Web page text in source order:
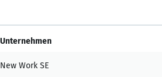
Unternehmen
New Work SE